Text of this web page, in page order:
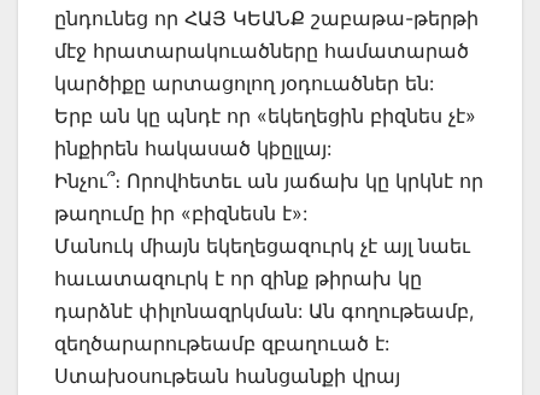
ընդունեց որ ՀԱՅ ԿԵԱՆՔ շաբաթա-թերթի
մէջ հրատարակուածները համատարած
կարծիքը արտացոլող յօդուածներ են:
Երբ ան կը պնդէ որ «եկեղեցին բիզնես չէ»
ինքիրեն հակասած կþըլլայ:
Ինչու՞։ Որովհետեւ ան յաճախ կը կրկնէ որ
թաղումը իր «բիզնեսն է»:
Մանուկ միայն եկեղեցազուրկ չէ այլ նաեւ
հաւատազուրկ է որ զինք թիրախ կը
դարձնէ փիլոնազրկման: Ան գողութեամբ,
զեղծարարութեամբ զբաղուած է:
Ստախօսութեան հանցանքի վրայ